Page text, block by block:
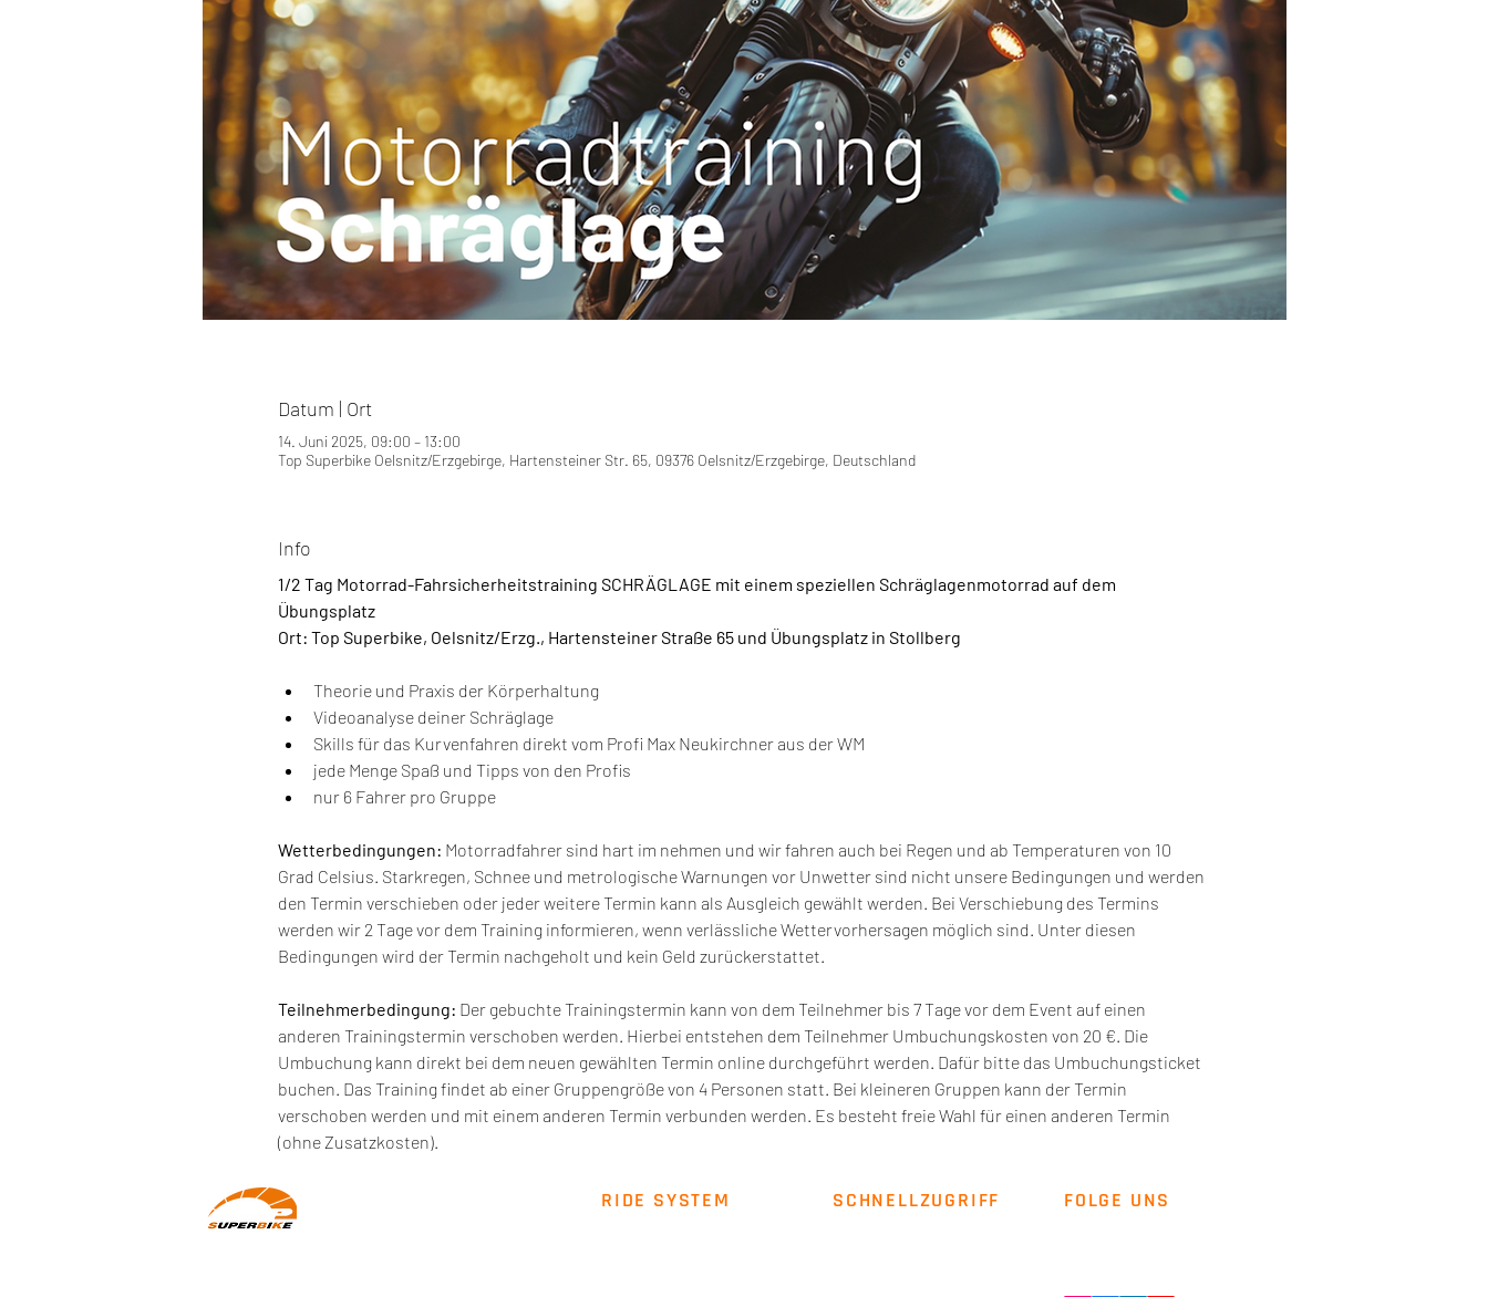
Datum | Ort
14. Juni 2025, 09:00 – 13:00
Top Superbike Oelsnitz/Erzgebirge, Hartensteiner Str. 65, 09376 Oelsnitz/Erzgebirge, Deutschland
Info
1/2 Tag Motorrad-Fahrsicherheitstraining SCHRÄGLAGE mit einem speziellen Schräglagenmotorrad auf dem
Übungsplatz
Ort: Top Superbike, Oelsnitz/Erzg., Hartensteiner Straße 65 und Übungsplatz in Stollberg
Theorie und Praxis der Körperhaltung
Videoanalyse deiner Schräglage
Skills für das Kurvenfahren direkt vom Profi Max Neukirchner aus der WM
jede Menge Spaß und Tipps von den Profis
nur 6 Fahrer pro Gruppe
Wetterbedingungen: Motorradfahrer sind hart im nehmen und wir fahren auch bei Regen und ab Temperaturen von 10
Grad Celsius. Starkregen, Schnee und metrologische Warnungen vor Unwetter sind nicht unsere Bedingungen und werden
den Termin verschieben oder jeder weitere Termin kann als Ausgleich gewählt werden. Bei Verschiebung des Termins
werden wir 2 Tage vor dem Training informieren, wenn verlässliche Wettervorhersagen möglich sind. Unter diesen
Bedingungen wird der Termin nachgeholt und kein Geld zurückerstattet.
Teilnehmerbedingung: Der gebuchte Trainingstermin kann von dem Teilnehmer bis 7 Tage vor dem Event auf einen
anderen Trainingstermin verschoben werden. Hierbei entstehen dem Teilnehmer Umbuchungskosten von 20 €. Die
Umbuchung kann direkt bei dem neuen gewählten Termin online durchgeführt werden. Dafür bitte das Umbuchungsticket
buchen. Das Training findet ab einer Gruppengröße von 4 Personen statt. Bei kleineren Gruppen kann der Termin
verschoben werden und mit einem anderen Termin verbunden werden. Es besteht freie Wahl für einen anderen Termin
(ohne Zusatzkosten).
RIDE SYSTEM SCHNELLZUGRIFF FOLGE UNS